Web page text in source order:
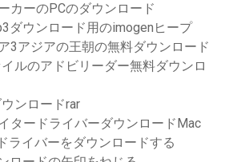
カーのPCのダウンロード
ダウンロード用のimogenヒープ
3アジアの王朝の無料ダウンロード
ルのアドビリーダー無料ダウンロ
ンロードrar
タードライバーダウンロードMac
ライバーをダウンロードする